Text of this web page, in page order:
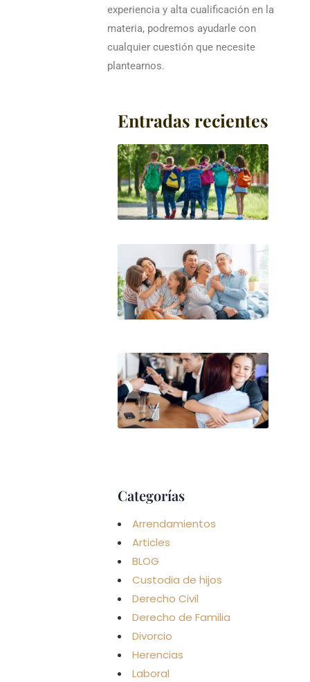
experiencia y alta cualificación en la
materia, podremos ayudarle con
cualquier cuestión que necesite
plantearnos.
Entradas recientes
Categorías
Arrendamientos
Articles
BLOG
Custodia de hijos
Derecho Civil
Derecho de Familia
Divorcio
Herencias
Laboral